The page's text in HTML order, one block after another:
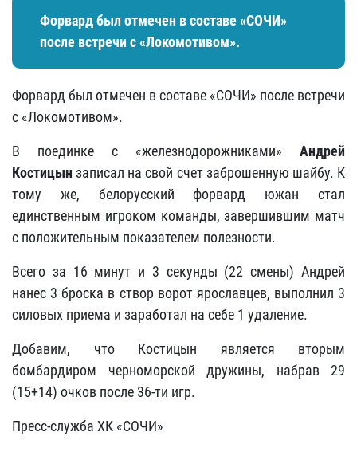
Форвард был отмечен в составе «СОЧИ»
после встречи с «Локомотивом».
Форвард был отмечен в составе «СОЧИ» после встречи
с «Локомотивом».
В поединке с «железнодорожниками» Андрей
Костицын записал на свой счет заброшенную шайбу. К
тому же, белорусский форвард южан стал
единственным игроком команды, завершившим матч
с положительным показателем полезности.
Всего за 16 минут и 3 секунды (22 смены) Андрей
нанес 3 броска в створ ворот ярославцев, выполнил 3
силовых приема и заработал на себе 1 удаление.
Добавим, что Костицын является вторым
бомбардиром черноморской дружины, набрав 29
(15+14) очков после 36-ти игр.
Пресс-служба ХК «СОЧИ»